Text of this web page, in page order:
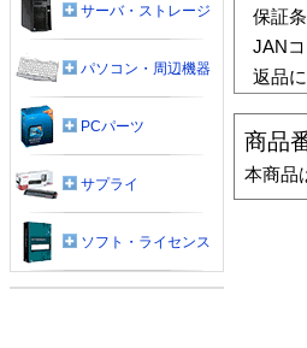
保証
JAN
返品
商品
本商品
サーバ・ストレージ
パソコン・周辺機器
PCパーツ
サプライ
ソフト・ライセンス